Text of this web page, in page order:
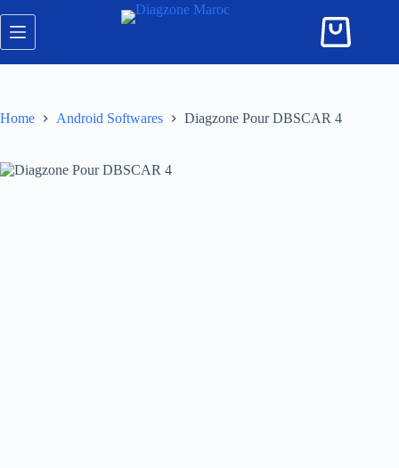
content
Shopping
Home Android Softwares Diagzone Pour DBSCAR 4